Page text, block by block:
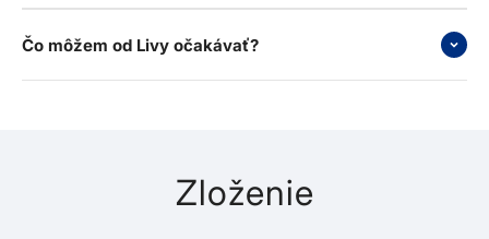
Čo môžem od Livy očakávať?
Zloženie